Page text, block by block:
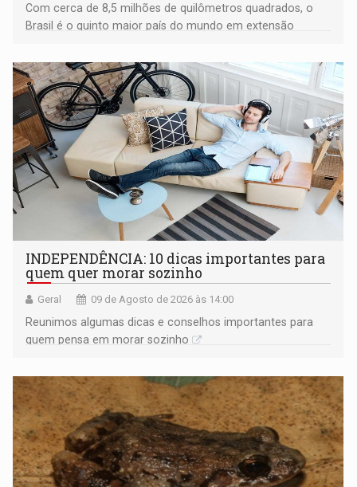
Com cerca de 8,5 milhões de quilômetros quadrados, o
Brasil é o quinto maior país do mundo em extensão
INDEPENDÊNCIA: 10 dicas importantes para
quem quer morar sozinho
Geral 09 de Agosto de 2026 às 14:00
Reunimos algumas dicas e conselhos importantes para
quem pensa em morar sozinho